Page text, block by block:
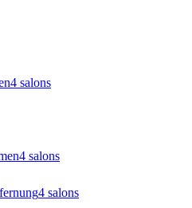
4 salons
4 salons
4 salons